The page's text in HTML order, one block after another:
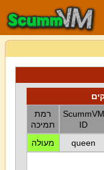
ScummVM
ID
רמת
תמיכה
queen מעולה